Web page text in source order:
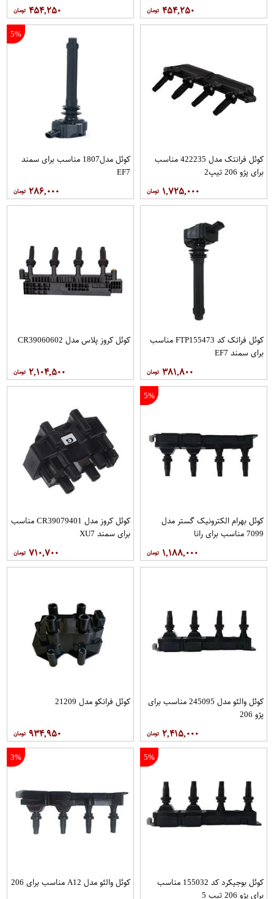
۴۵۴,۲۵۰ ۴۵۴,۲۵۰
کوئل فرانتک مدل 422235 مناسب
برای پژو 206 تیپ2
۱,۷۲۵,۰۰۰
5%
کوئل مدل1807 مناسب برای سمند
EF7
۲۸۶,۰۰۰
کوئل فراتک کد FTP155473 مناسب
برای سمند EF7
۳۸۱,۸۰۰
کوئل کروز پلاس مدل CR39060602
۲,۱۰۴,۵۰۰
5%
کوئل بهرام الکترونیک گستر مدل
7099 مناسب برای رانا
۱,۱۸۸,۰۰۰
کوئل کروز مدل CR39079401 مناسب
برای سمند XU7
۷۱۰,۷۰۰
کوئل والئو مدل 245095 مناسب برای
پژو 206
۲,۴۱۵,۰۰۰
کوئل فرانکو مدل 21209
۹۳۴,۹۵۰
5%
کوئل بوجیکرد کد 155032 مناسب
برای پژو 206 تیپ 5
3%
کوئل والئو مدل A12 مناسب برای 206